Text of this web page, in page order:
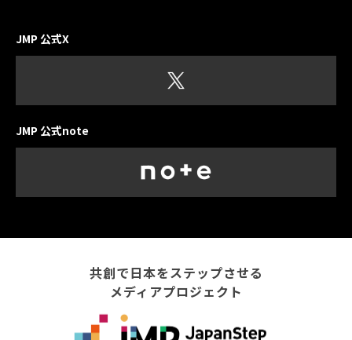
JMP 公式X
JMP 公式note
共創で日本をステップさせる
メディアプロジェクト